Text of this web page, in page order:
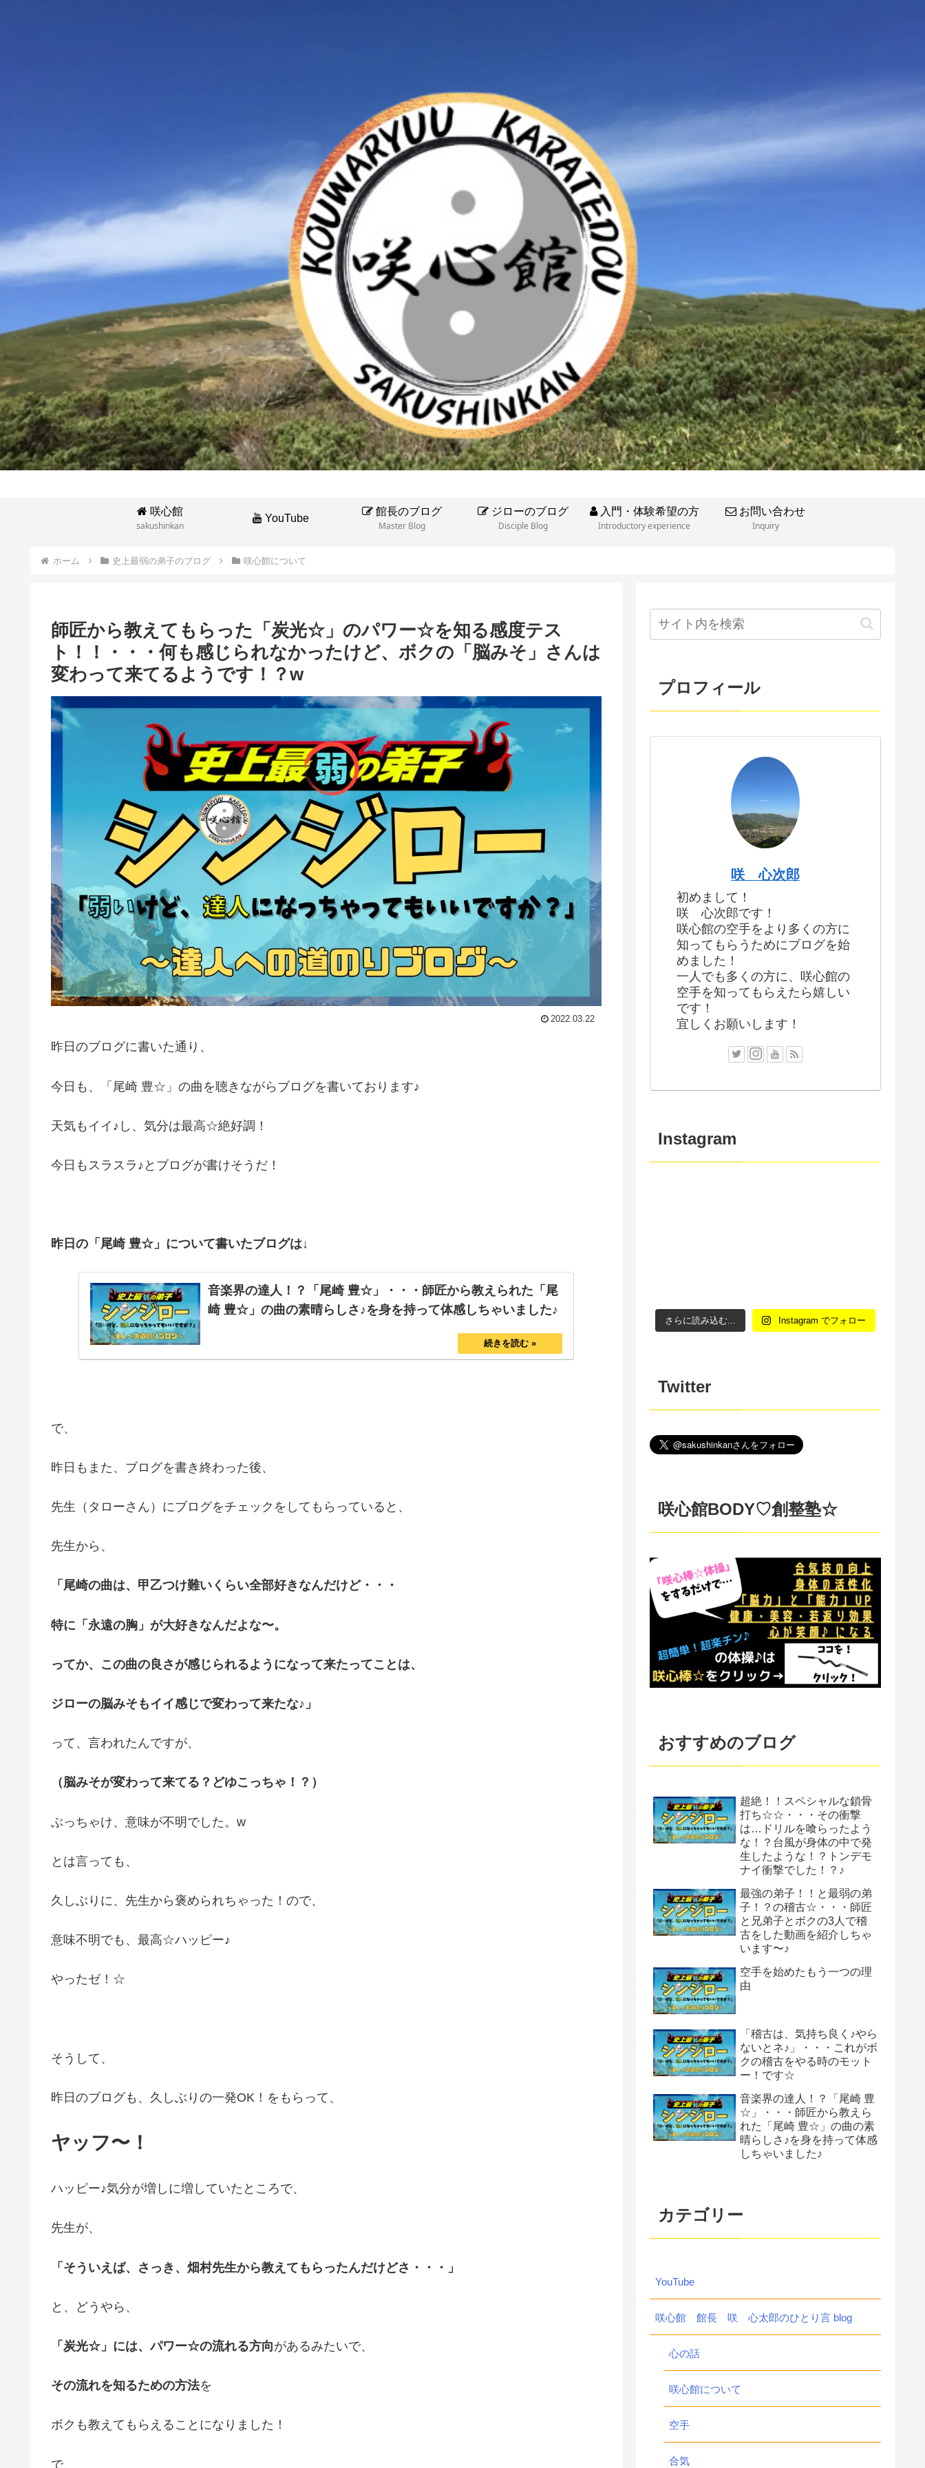
咲心館
sakushinkan
YouTube
館長のブログ
Master Blog
ジローのブログ
Disciple Blog
入門・体験希望の方
Introductory experience
お問い合わせ
Inquiry
ホーム 史上最弱の弟子のブログ 咲心館について
師匠から教えてもらった「炭光☆」のパワー☆を知る感度テス
ト！！・・・何も感じられなかったけど、ボクの「脳みそ」さんは
変わって来てるようです！？w
2022.03.22
昨日のブログに書いた通り、
今日も、「尾崎 豊☆」の曲を聴きながらブログを書いております♪
天気もイイ♪し、気分は最高☆絶好調！
今日もスラスラ♪とブログが書けそうだ！
昨日の「尾崎 豊☆」について書いたブログは↓
音楽界の達人！？「尾崎 豊☆」・・・師匠から教えられた「尾
崎 豊☆」の曲の素晴らしさ♪を身を持って体感しちゃいました♪
で、
昨日もまた、ブログを書き終わった後、
先生（タローさん）にブログをチェックをしてもらっていると、
先生から、
「尾崎の曲は、甲乙つけ難いくらい全部好きなんだけど・・・
特に「永遠の胸」が大好きなんだよな〜。
ってか、この曲の良さが感じられるようになって来たってことは、
ジローの脳みそもイイ感じで変わって来たな♪」
って、言われたんですが、
（脳みそが変わって来てる？どゆこっちゃ！？）
ぶっちゃけ、意味が不明でした。w
とは言っても、
久しぶりに、先生から褒められちゃった！ので、
意味不明でも、最高☆ハッピー♪
やったゼ！☆
そうして、
昨日のブログも、久しぶりの一発OK！をもらって、
ヤッフ〜！
ハッピー♪気分が増しに増していたところで、
先生が、
「そういえば、さっき、畑村先生から教えてもらったんだけどさ・・・」
と、どうやら、
「炭光☆」には、パワー☆の流れる方向があるみたいで、
その流れを知るための方法を
ボクも教えてもらえることになりました！
で、
プロフィール
咲 心次郎
初めまして！
咲 心次郎です！
咲心館の空手をより多くの方に
知ってもらうためにブログを始
めました！
一人でも多くの方に、咲心館の
空手を知ってもらえたら嬉しい
です！
宜しくお願いします！
Instagram
さらに読み込む... Instagram でフォロー
Twitter
咲心館BODY♡創整塾☆
おすすめのブログ
超絶！！スペシャルな鎖骨
打ち☆☆・・・その衝撃
は…ドリルを喰らったよう
な！？台風が身体の中で発
生したような！？トンデモ
ナイ衝撃でした！？♪
最強の弟子！！と最弱の弟
子！？の稽古☆・・・師匠
と兄弟子とボクの3人で稽
古をした動画を紹介しちゃ
います〜♪
空手を始めたもう一つの理
由
「稽古は、気持ち良く♪やら
ないとネ♪」・・・これがボ
クの稽古をやる時のモット
ー！です☆
音楽界の達人！？「尾崎 豊
☆」・・・師匠から教えら
れた「尾崎 豊☆」の曲の素
晴らしさ♪を身を持って体感
しちゃいました♪
カテゴリー
YouTube
咲心館 館長 咲 心太郎のひとり言 blog
心の話
咲心館について
空手
合気